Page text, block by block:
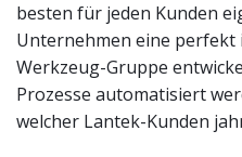
besten für jeden Kunden
Unternehmen eine
Werkzeug-Gruppe
Prozesse automatisiert
welcher Lantek-Kunden